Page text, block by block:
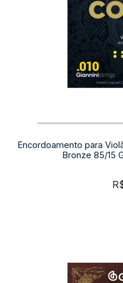
Encordoamento para
Bronze 85/15